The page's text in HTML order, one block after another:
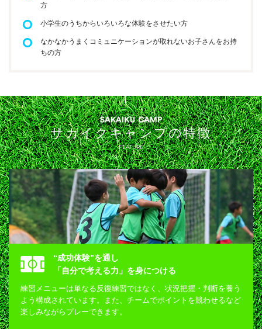
方
小学生のうちからいろいろな体験をさせたい方
なかなかうまくコミュニケーションが取れないお子さんをお持
ちの方
SAKAIKU CAMP
サカイクキャンプの特徴
FEATURE
“成功体験”を通し
「自分で考える力」を身につける
練習メニューは単なる反復練習ではなく、状況把握・判断を養う
よう構成されています。また、チームでポイントを競わせるなど
楽しみながらプレーできます。